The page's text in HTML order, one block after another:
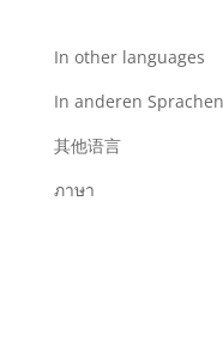
In other languages
In anderen Sprachen
其他语言
ภาษา